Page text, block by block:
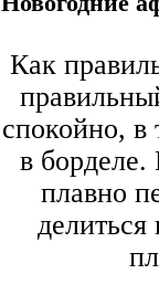
Как
спокойно, в
в борделе.
плавно
делиться